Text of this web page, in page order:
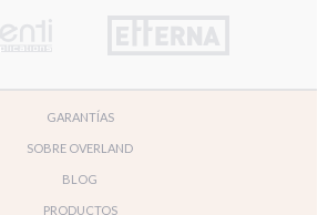
GARANTÍAS
SOBRE OVERLAND
BLOG
PRODUCTOS